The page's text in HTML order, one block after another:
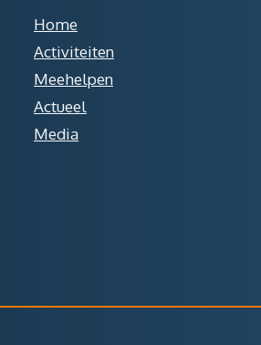
Home
Activiteiten
Meehelpen
Actueel
Media